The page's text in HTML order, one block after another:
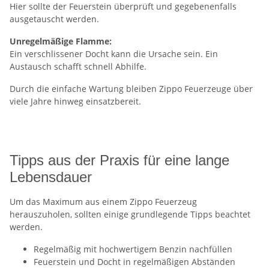
Hier sollte der Feuerstein überprüft und gegebenenfalls
ausgetauscht werden.
Unregelmäßige Flamme:
Ein verschlissener Docht kann die Ursache sein. Ein
Austausch schafft schnell Abhilfe.
Durch die einfache Wartung bleiben Zippo Feuerzeuge über
viele Jahre hinweg einsatzbereit.
Tipps aus der Praxis für eine lange
Lebensdauer
Um das Maximum aus einem Zippo Feuerzeug
herauszuholen, sollten einige grundlegende Tipps beachtet
werden.
Regelmäßig mit hochwertigem Benzin nachfüllen
Feuerstein und Docht in regelmäßigen Abständen